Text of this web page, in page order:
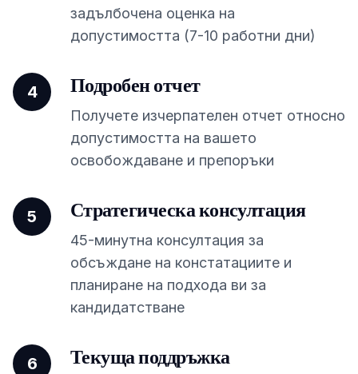
задълбочена оценка на
допустимостта (7-10 работни дни)
4 Подробен отчет
Получете изчерпателен отчет относно
допустимостта на вашето
освобождаване и препоръки
5 Стратегическа консултация
45-минутна консултация за
обсъждане на констатациите и
планиране на подхода ви за
кандидатстване
6 Текуща поддръжка